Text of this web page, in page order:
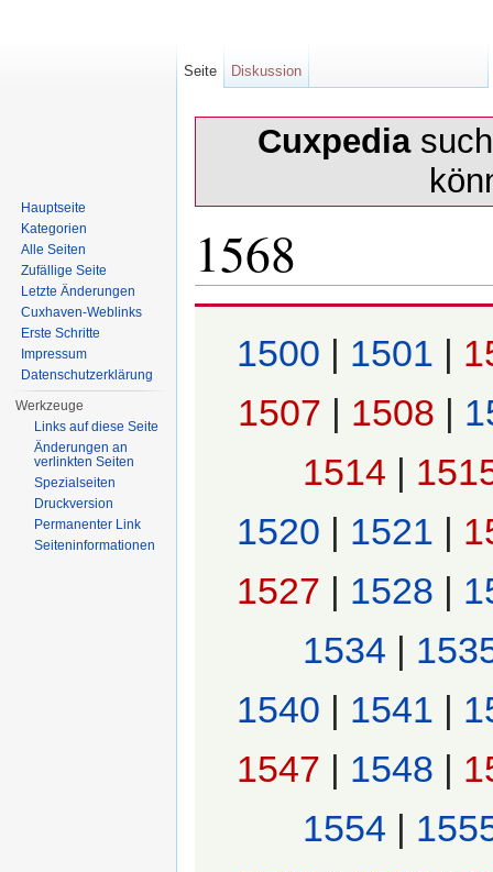
Cuxpedia
1568
1500 1501
1507
1508
1514
1520
1521
1527
1528
1534
1540
1541
1547
1548
1554
Seite Diskussion
Hauptseite
Kategorien
Alle Seiten
Zufällige Seite
Letzte Änderungen
Cuxhaven-Weblinks
Erste Schritte
Impressum
Datenschutzerklärung
Werkzeuge
Links auf diese Seite
Änderungen an
verlinkten Seiten
Spezialseiten
Druckversion
Permanenter Link
Seiten­informationen